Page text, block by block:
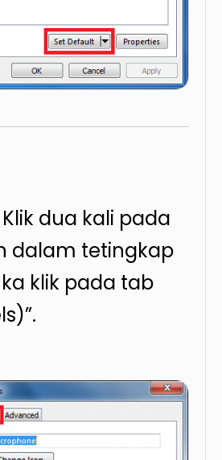
dua kali pada
dalam tetingkap
klik pada tab